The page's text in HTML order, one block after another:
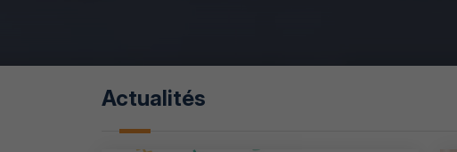
Actualités